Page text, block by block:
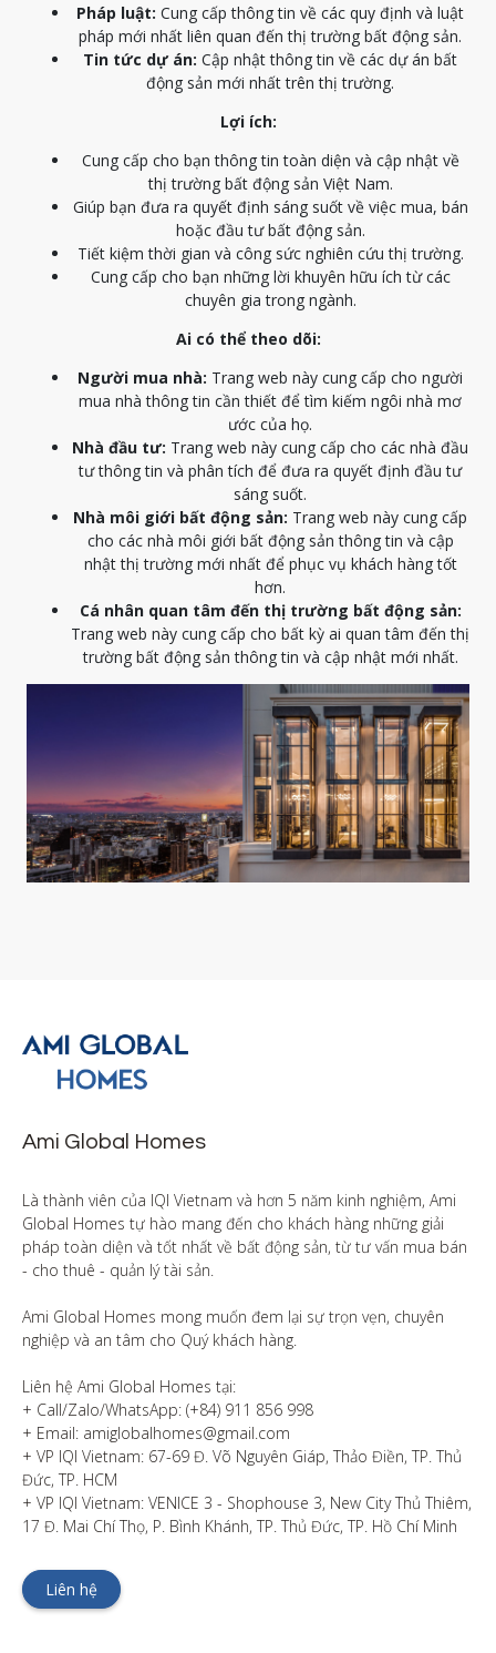
Pháp luật: Cung cấp thông tin về các quy định và luật
pháp mới nhất liên quan đến thị trường bất động sản.
Tin tức dự án: Cập nhật thông tin về các dự án bất
động sản mới nhất trên thị trường.
Lợi ích:
Cung cấp cho bạn thông tin toàn diện và cập nhật về
thị trường bất động sản Việt Nam.
Giúp bạn đưa ra quyết định sáng suốt về việc mua, bán
hoặc đầu tư bất động sản.
Tiết kiệm thời gian và công sức nghiên cứu thị trường.
Cung cấp cho bạn những lời khuyên hữu ích từ các
chuyên gia trong ngành.
Ai có thể theo dõi:
Người mua nhà: Trang web này cung cấp cho người
mua nhà thông tin cần thiết để tìm kiếm ngôi nhà mơ
ước của họ.
Nhà đầu tư: Trang web này cung cấp cho các nhà đầu
tư thông tin và phân tích để đưa ra quyết định đầu tư
sáng suốt.
Nhà môi giới bất động sản: Trang web này cung cấp
cho các nhà môi giới bất động sản thông tin và cập
nhật thị trường mới nhất để phục vụ khách hàng tốt
hơn.
Cá nhân quan tâm đến thị trường bất động sản:
Trang web này cung cấp cho bất kỳ ai quan tâm đến thị
trường bất động sản thông tin và cập nhật mới nhất.
Ami Global Homes
Là thành viên của IQI Vietnam và hơn 5 năm kinh nghiệm, Ami
Global Homes tự hào mang đến cho khách hàng những giải
pháp toàn diện và tốt nhất về bất động sản, từ tư vấn mua bán
- cho thuê - quản lý tài sản.
Ami Global Homes mong muốn đem lại sự trọn vẹn, chuyên
nghiệp và an tâm cho Quý khách hàng.
Liên hệ Ami Global Homes tại:
+ Call/Zalo/WhatsApp: (+84) 911 856 998
+ Email: amiglobalhomes@gmail.com
+ VP IQI Vietnam: 67-69 Đ. Võ Nguyên Giáp, Thảo Điền, TP. Thủ
Đức, TP. HCM
+ VP IQI Vietnam: VENICE 3 - Shophouse 3, New City Thủ Thiêm,
17 Đ. Mai Chí Thọ, P. Bình Khánh, TP. Thủ Đức, TP. Hồ Chí Minh
Liên hệ